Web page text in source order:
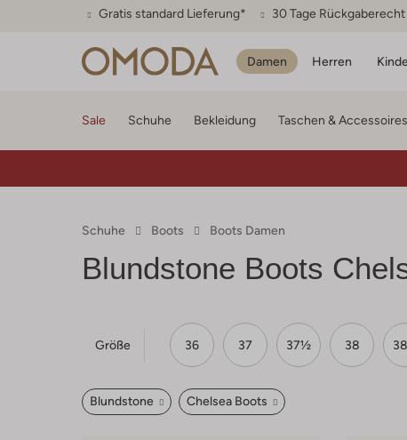
Gratis standard Lieferung* 30 Tage Rückgaberecht
Damen Herren
Sale Schuhe Bekleidung Taschen & Accessoires
Schuhe Boots Boots Damen
Blundstone Boots
Größe 36 37 37½ 38
Blundstone Chelsea Boots